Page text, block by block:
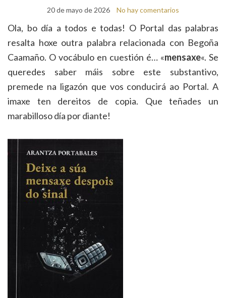
20 de mayo de 2026 No hay comentarios
Ola, bo día a todos e todas! O Portal das palabras
resalta hoxe outra palabra relacionada con Begoña
Caamaño. O vocábulo en cuestión é… «mensaxe«. Se
queredes saber máis sobre este substantivo,
premede na ligazón que vos conducirá ao Portal. A
imaxe ten dereitos de copia. Que teñades un
marabilloso día por diante!